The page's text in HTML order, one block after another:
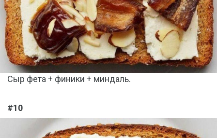
Сыр фета + финики + миндаль.
#10